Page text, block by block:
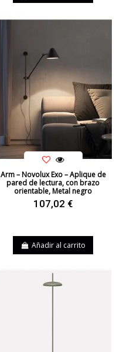
Arm – Novolux Exo – Aplique de
pared de lectura, con brazo
orientable, Metal negro
107,02 €
Añadir al carrito